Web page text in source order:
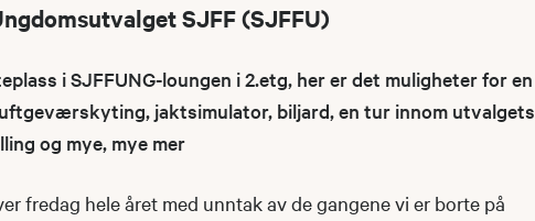
SJFF (SJFFU)
i SJFFUNG-loungen i 2.etg, her er det muligheter for en
jaktsimulator, biljard, en tur innom utvalgets
og mye, mye mer
fredag hele året med unntak av de gangene vi er borte på